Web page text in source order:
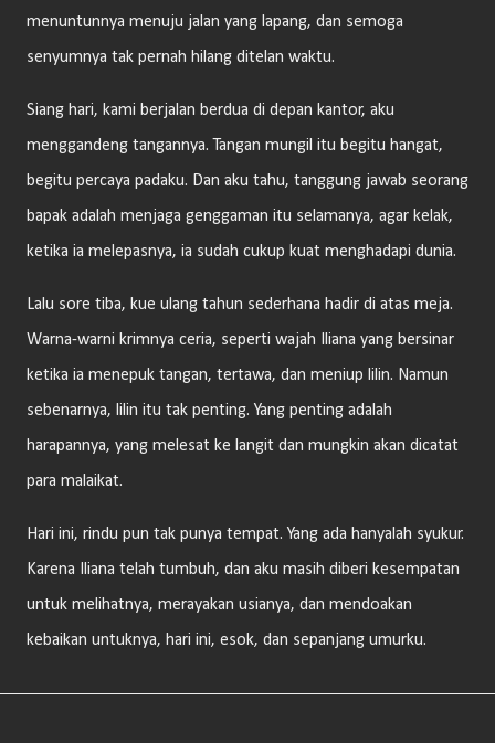
menuntunnya menuju jalan yang lapang, dan semoga
senyumnya tak pernah hilang ditelan waktu.
Siang hari, kami berjalan berdua di depan kantor, aku
menggandeng tangannya. Tangan mungil itu begitu hangat,
begitu percaya padaku. Dan aku tahu, tanggung jawab seorang
bapak adalah menjaga genggaman itu selamanya, agar kelak,
ketika ia melepasnya, ia sudah cukup kuat menghadapi dunia.
Lalu sore tiba, kue ulang tahun sederhana hadir di atas meja.
Warna-warni krimnya ceria, seperti wajah Iliana yang bersinar
ketika ia menepuk tangan, tertawa, dan meniup lilin. Namun
sebenarnya, lilin itu tak penting. Yang penting adalah
harapannya, yang melesat ke langit dan mungkin akan dicatat
para malaikat.
Hari ini, rindu pun tak punya tempat. Yang ada hanyalah syukur.
Karena Iliana telah tumbuh, dan aku masih diberi kesempatan
untuk melihatnya, merayakan usianya, dan mendoakan
kebaikan untuknya, hari ini, esok, dan sepanjang umurku.